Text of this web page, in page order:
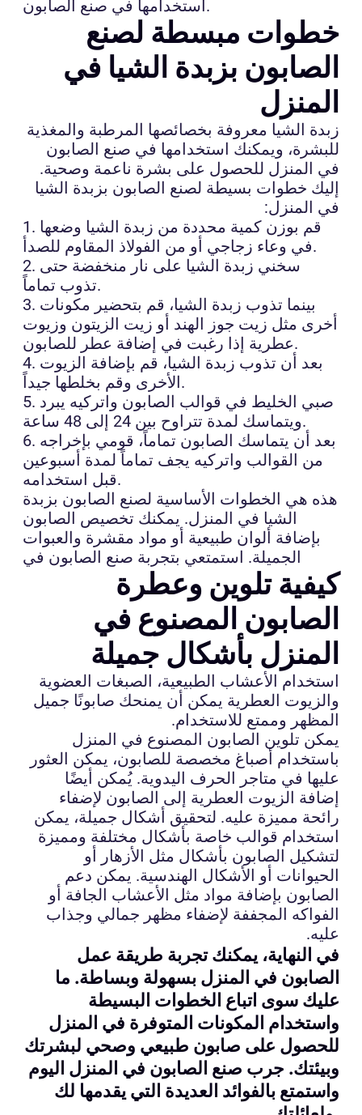
استخدامها في صنع الصابون.
خطوات مبسطة لصنع
الصابون بزبدة الشيا في
المنزل
زبدة الشيا معروفة بخصائصها المرطبة والمغذية
للبشرة، ويمكنك استخدامها في صنع الصابون
في المنزل للحصول على بشرة ناعمة وصحية.
إليك خطوات بسيطة لصنع الصابون بزبدة الشيا
في المنزل:
1. قم بوزن كمية محددة من زبدة الشيا وضعها
في وعاء زجاجي أو من الفولاذ المقاوم للصدأ.
2. سخني زبدة الشيا على نار منخفضة حتى
تذوب تماماً.
3. بينما تذوب زبدة الشيا، قم بتحضير مكونات
أخرى مثل زيت جوز الهند أو زيت الزيتون وزيوت
عطرية إذا رغبت في إضافة عطر للصابون.
4. بعد أن تذوب زبدة الشيا، قم بإضافة الزيوت
الأخرى وقم بخلطها جيداً.
5. صبي الخليط في قوالب الصابون واتركيه يبرد
ويتماسك لمدة تتراوح بين 24 إلى 48 ساعة.
6. بعد أن يتماسك الصابون تماماً، قومي بإخراجه
من القوالب واتركيه يجف تماماً لمدة أسبوعين
قبل استخدامه.
هذه هي الخطوات الأساسية لصنع الصابون بزبدة
الشيا في المنزل. يمكنك تخصيص الصابون
بإضافة ألوان طبيعية أو مواد مقشرة والعبوات
الجميلة. استمتعي بتجربة صنع الصابون في
كيفية تلوين وعطرة
الصابون المصنوع في
المنزل بأشكال جميلة
استخدام الأعشاب الطبيعية، الصبغات العضوية
والزيوت العطرية يمكن أن يمنحك صابونًا جميل
المظهر وممتع للاستخدام.
يمكن تلوين الصابون المصنوع في المنزل
باستخدام أصباغ مخصصة للصابون، يمكن العثور
عليها في متاجر الحرف اليدوية. يُمكن أيضًا
إضافة الزيوت العطرية إلى الصابون لإضفاء
رائحة مميزة عليه. لتحقيق أشكال جميلة، يمكن
استخدام قوالب خاصة بأشكال مختلفة ومميزة
لتشكيل الصابون بأشكال مثل الأزهار أو
الحيوانات أو الأشكال الهندسية. يمكن دعم
الصابون بإضافة مواد مثل الأعشاب الجافة أو
الفواكه المجففة لإضفاء مظهر جمالي وجذاب
عليه.
في النهاية، يمكنك تجربة طريقة عمل
الصابون في المنزل بسهولة وبساطة. ما
عليك سوى اتباع الخطوات البسيطة
واستخدام المكونات المتوفرة في المنزل
للحصول على صابون طبيعي وصحي لبشرتك
وبيئتك. جرب صنع الصابون في المنزل اليوم
واستمتع بالفوائد العديدة التي يقدمها لك